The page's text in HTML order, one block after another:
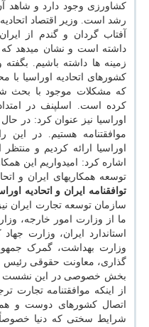
کشاورزی وجود دارد و شاهد
رشد است. وزیر اقتصاد
آفتاب گردان و گندم از
داشته است و نشان میدهد که
زمینه ها داشته باشیم.
کشورهای اتحادیه اوراسیا
که مشکلات موجود با بحث
کرده است. اسلپنف در
اوراسیا نیز عنوان کرد: در
موافقتنامه هستیم. در این
اوراسیا ارائه کردیم و
اشاره کرد: امیدواریم این
توسعه همکاریهای ایران و
توافقنامه ایران و اتحادیه
سازمان توسعه تجارت ایران
ما از وزارت امور خارجه،
استاندارد ایران، وزارت
وزارت بهداشت، گمرک
گذاری، معاونت حقوقی رئیس
بخش خصوصی در این نشست
از اینکه موافقتنامه تجارت
اتصال کشورهای دوست و
شرایط سختی که دنیا